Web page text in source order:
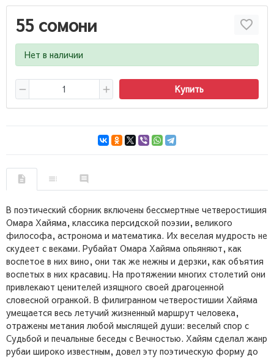
55 сомони
Нет в наличии
Купить
В поэтический сборник включены бессмертные четверостишия
Омара Хайяма, классика персидской поэзии, великого
философа, астронома и математика. Их веселая мудрость не
скудеет с веками. Рубайат Омара Хайяма опьяняют, как
воспетое в них вино, они так же нежны и дерзки, как объятия
воспетых в них красавиц. На протяжении многих столетий они
привлекают ценителей изящного своей драгоценной
словесной огранкой. В филигранном четверостишии Хайяма
умещается весь летучий жизненный маршрут человека,
отражены метания любой мыслящей души: веселый спор с
Судьбой и печальные беседы с Вечностью. Хайям сделал жанр
рубаи широко известным, довел эту поэтическую форму до